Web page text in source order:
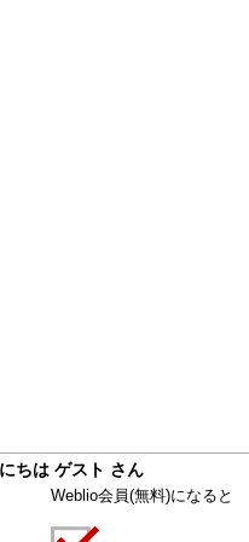
ちは ゲスト さん
Weblio会員(無料)になると